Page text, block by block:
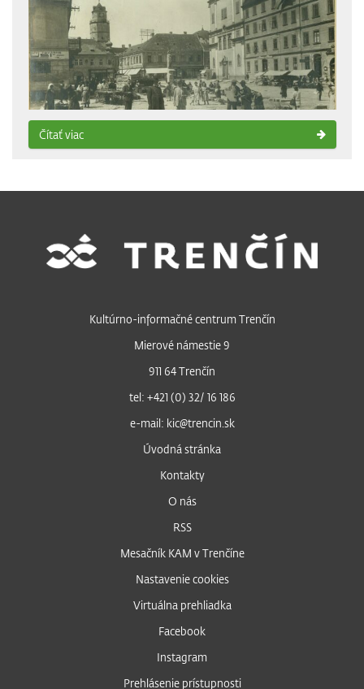
Čítať viac
Kultúrno-informačné centrum Trenčín
Mierové námestie 9
911 64 Trenčín
tel: +421 (0) 32/ 16 186
e-mail: kic@trencin.sk
Úvodná stránka
Kontakty
O nás
RSS
Mesačník KAM v Trenčíne
Nastavenie cookies
Virtuálna prehliadka
Facebook
Instagram
Prehlásenie prístupnosti